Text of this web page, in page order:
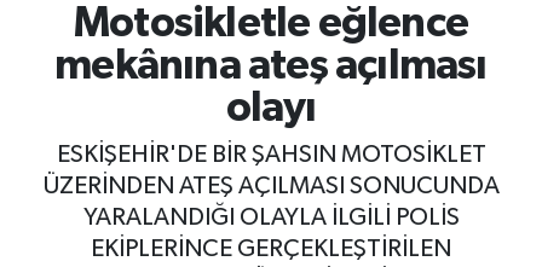
Motosikletle eğlence
mekânına ateş açılması
olayı
ESKİŞEHİR'DE BİR ŞAHSIN MOTOSİKLET
ÜZERİNDEN ATEŞ AÇILMASI SONUCUNDA
YARALANDIĞI OLAYLA İLGİLİ POLİS
EKİPLERİNCE GERÇEKLEŞTİRİLEN